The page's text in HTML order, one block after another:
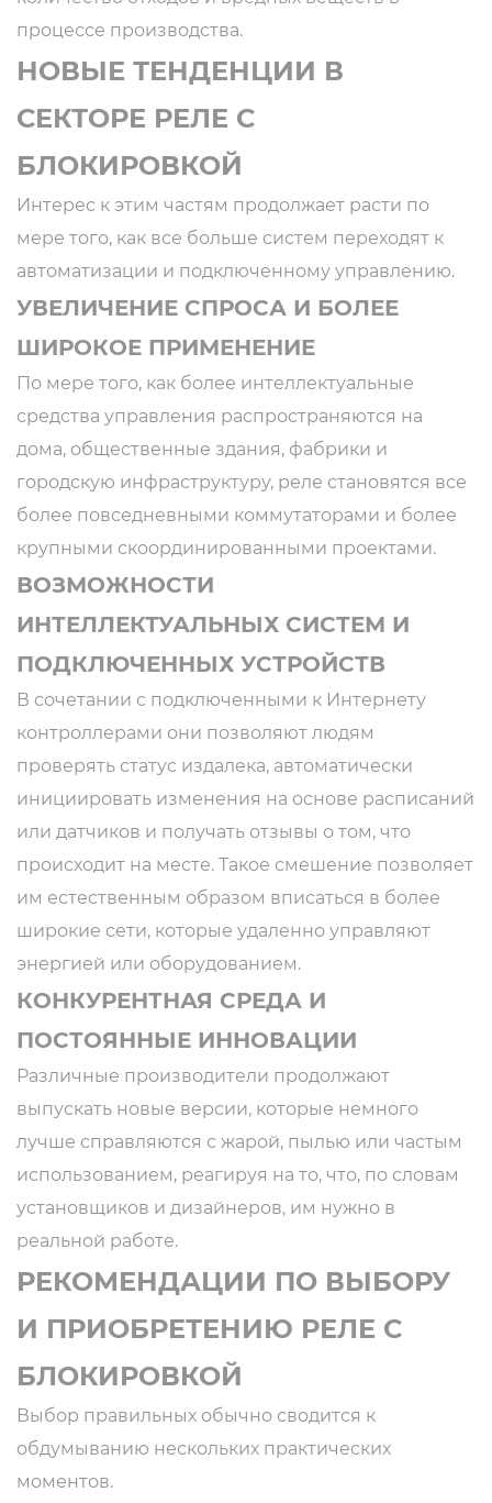
процессе производства.
НОВЫЕ ТЕНДЕНЦИИ В
СЕКТОРЕ РЕЛЕ С
БЛОКИРОВКОЙ
Интерес к этим частям продолжает расти по
мере того, как все больше систем переходят к
автоматизации и подключенному управлению.
УВЕЛИЧЕНИЕ СПРОСА И БОЛЕЕ
ШИРОКОЕ ПРИМЕНЕНИЕ
По мере того, как более интеллектуальные
средства управления распространяются на
дома, общественные здания, фабрики и
городскую инфраструктуру, реле становятся все
более повседневными коммутаторами и более
крупными скоординированными проектами.
ВОЗМОЖНОСТИ
ИНТЕЛЛЕКТУАЛЬНЫХ СИСТЕМ И
ПОДКЛЮЧЕННЫХ УСТРОЙСТВ
В сочетании с подключенными к Интернету
контроллерами они позволяют людям
проверять статус издалека, автоматически
инициировать изменения на основе расписаний
или датчиков и получать отзывы о том, что
происходит на месте. Такое смешение позволяет
им естественным образом вписаться в более
широкие сети, которые удаленно управляют
энергией или оборудованием.
КОНКУРЕНТНАЯ СРЕДА И
ПОСТОЯННЫЕ ИННОВАЦИИ
Различные производители продолжают
выпускать новые версии, которые немного
лучше справляются с жарой, пылью или частым
использованием, реагируя на то, что, по словам
установщиков и дизайнеров, им нужно в
реальной работе.
РЕКОМЕНДАЦИИ ПО ВЫБОРУ
И ПРИОБРЕТЕНИЮ РЕЛЕ С
БЛОКИРОВКОЙ
Выбор правильных обычно сводится к
обдумыванию нескольких практических
моментов.